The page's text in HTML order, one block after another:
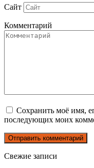
Сайт
Комментарий
Сохранить моё имя,
последующих моих
Свежие записи